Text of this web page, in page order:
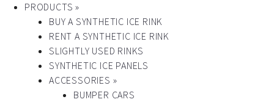
PRODUCTS »
BUY A SYNTHETIC ICE RINK
RENT A SYNTHETIC ICE RINK
SLIGHTLY USED RINKS
SYNTHETIC ICE PANELS
ACCESSORIES »
BUMPER CARS